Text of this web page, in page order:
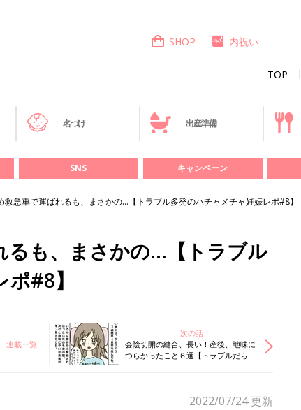
TOP
SHOP 内祝い
名づけ 出産準備
SNS キャンペーン
救急車で運ばれるも、まさかの…【トラブル多発のハチャメチャ妊娠レポ#8】
るも、まさかの…【トラブル
#8】
連載一覧
次の話
会陰切開の縫合、長い！産後、地味に
つらかったこと６選【トラブルだらけ
2022/07/24更新